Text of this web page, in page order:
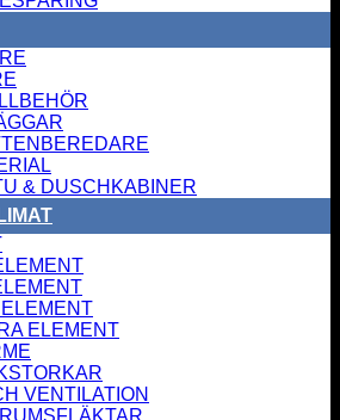
& DUSCHKABINER
ELEMENT
VENTILATION